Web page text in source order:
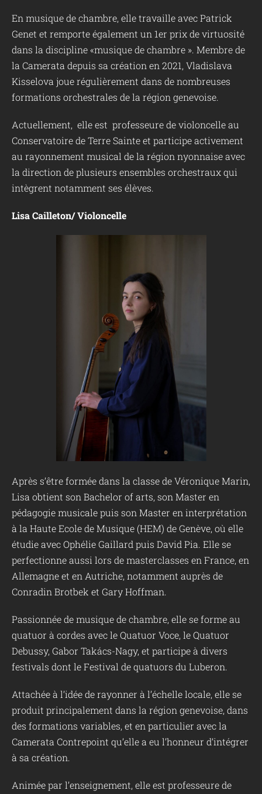
En musique de chambre, elle travaille avec Patrick
Genet et remporte également un 1er prix de virtuosité
dans la discipline «musique de chambre ». Membre de
la Camerata depuis sa création en 2021, Vladislava
Kisselova joue régulièrement dans de nombreuses
formations orchestrales de la région genevoise.
Actuellement, elle est professeure de violoncelle au
Conservatoire de Terre Sainte et participe activement
au rayonnement musical de la région nyonnaise avec
la direction de plusieurs ensembles orchestraux qui
intègrent notamment ses élèves.
Lisa Cailleton/ Violoncelle
Après s’être formée dans la classe de Véronique Marin,
Lisa obtient son Bachelor of arts, son Master en
pédagogie musicale puis son Master en interprétation
à la Haute Ecole de Musique (HEM) de Genève, où elle
étudie avec Ophélie Gaillard puis David Pia. Elle se
perfectionne aussi lors de masterclasses en France, en
Allemagne et en Autriche, notamment auprès de
Conradin Brotbek et Gary Hoffman.
Passionnée de musique de chambre, elle se forme au
quatuor à cordes avec le Quatuor Voce, le Quatuor
Debussy, Gabor Takács-Nagy, et participe à divers
festivals dont le Festival de quatuors du Luberon.
Attachée à l’idée de rayonner à l’échelle locale, elle se
produit principalement dans la région genevoise, dans
des formations variables, et en particulier avec la
Camerata Contrepoint qu’elle a eu l’honneur d’intégrer
à sa création.
Animée par l’enseignement, elle est professeure de